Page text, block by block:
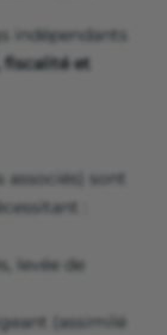
indépendants
et
associés) sont
:
levée de
(assimilé